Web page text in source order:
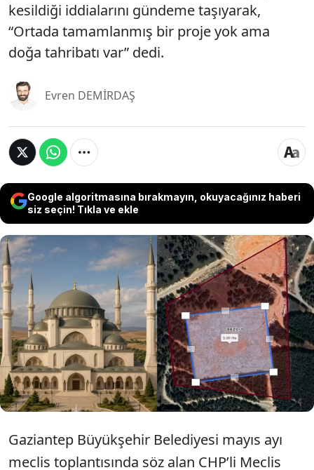
kesildiği iddialarını gündeme taşıyarak,
“Ortada tamamlanmış bir proje yok ama
doğa tahribatı var” dedi.
Evren DEMİRDAŞ
Google algoritmasına bırakmayın, okuyacağınız haberi
siz seçin! Tıkla ve ekle
Gaziantep Büyükşehir Belediyesi CHP Meclis
Üyesi Ersin Atar, Tugay arazisindeki cami projesi
üzerinden iktidara yüklendi. Atar, yaklaşık 30 bin
metrekarelik alanda ağaç kesildiği iddialarını
gündeme taşıyarak, “Ortada tamamlanmış bir
proje yok ama doğa tahribatı var” dedi.
Gaziantep Büyükşehir Belediyesi mayıs ayı
meclis toplantısında söz alan CHP’li Meclis